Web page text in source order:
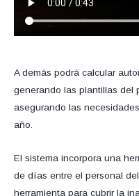
A demás podrá calcular
generando las plantillas del
asegurando las
año.
El sistema incorpora una
de días entre el personal
herramienta para cubrir la